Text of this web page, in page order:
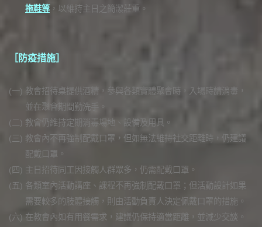
拖鞋等，以維持主日之簡潔莊重。
［防疫措施］
(一) 教會招待桌提供酒精，參與各類實體聚會時，入場時請消毒，
並在聚會期間勤洗手。
(二) 教會仍維持定期消毒場地、設備及用具。
(三) 教會內不再強制配戴口罩，但如無法維持社交距離時，仍建議
配戴口罩。
(四) 主日招待同工因接觸人群眾多，仍需配戴口罩。
(五) 各類室內活動講座、課程不再強制配戴口罩；但活動設計如果
需要較多的肢體接觸，則由活動負責人決定佩戴口罩的措施。
(六) 在教會內如有用餐需求，建議仍保持適當距離，並減少交談。